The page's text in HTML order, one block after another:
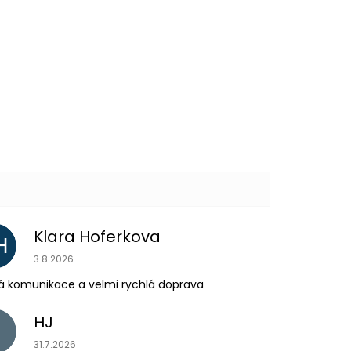
Klara Hoferkova
Hodnocení obchodu je 5 z 5 hvězdiček.
3.8.2026
komunikace a velmi rychlá doprava
HJ
Hodnocení obchodu je 5 z 5 hvězdiček.
31.7.2026